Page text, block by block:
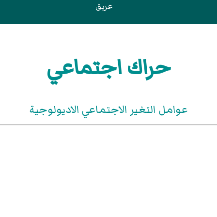
عريق
حراك اجتماعي
عوامل التغير الاجتماعي الاديولوجية